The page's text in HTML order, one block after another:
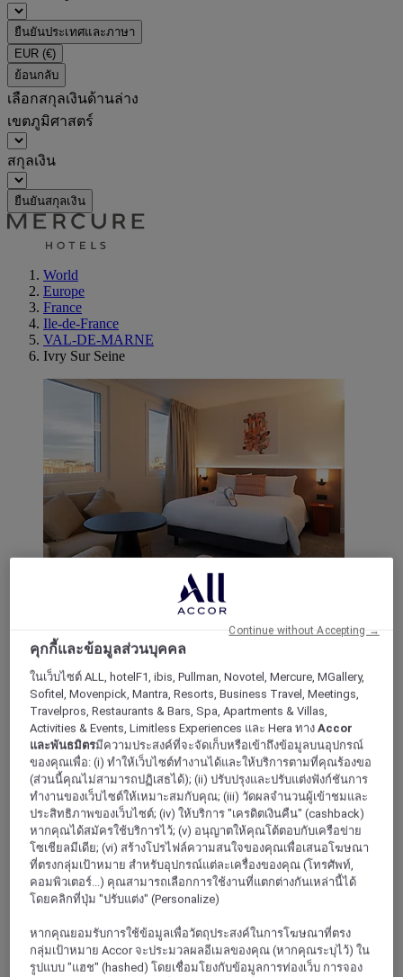
ยืนยันประเทศและภาษา
EUR (€)
ย้อนกลับ
เลือกสกุลเงินด้านล่าง
เขตภูมิศาสตร์
สกุลเงิน
ยืนยันสกุลเงิน
World
Europe
France
Ile-de-France
VAL-DE-MARNE
Ivry Sur Seine
IVRY SUR SEINE, ฝรั่งเศส
Mercure Paris Ivry Quai de Seine Hotel
5 minutes from Porte de Bercy, the Mercure Paris Ivry Quai
de Seine hotel offers rooms overlooking the river. Enjoyed by
business travelers, our hotel in Ivry-sur-Seine has 10 meeting
rooms and a business lounge to host your meetings. We offer
tasty French cuisine with fresh seasonal produce, as well as a
gourmet, healthy breakfast and a cozy bar.
4,2/5Rated 4,2 of 5
คุกกี้และข้อมูลส่วนบุคคล
ในเว็บไซต์ ALL, hotelF1, ibis, Pullman, Novotel, Mercure, MGallery,
Sofitel, Movenpick, Mantra, Resorts, Business Travel, Meetings,
Travelpros, Restaurants & Bars, Spa, Apartments & Villas,
Activities & Events, Limitless Experiences และ Hera ทางAccor
และพันธมิตรมีความประสงค์ที่จะจัดเก็บหรือเข้าถึงข้อมูลบนอุปกรณ์
ของคุณเพื่อ: (i) ทำให้เว็บไซต์ทำงานได้และให้บริการตามที่คุณร้องขอ
(ส่วนนี้คุณไม่สามารถปฏิเสธได้); (ii) ปรับปรุงและปรับแต่งฟังก์ชันการ
ทำงานของเว็บไซต์ให้เหมาะสมกับคุณ; (iii) วัดผลจำนวนผู้เข้าชมและ
ประสิทธิภาพของเว็บไซต์; (iv) ให้บริการ "เครดิตเงินคืน" (cashback)
หากคุณได้สมัครใช้บริการไว้; (v) อนุญาตให้คุณโต้ตอบกับเครือข่าย
โซเชียลมีเดีย; (vi) สร้างโปรไฟล์ความสนใจของคุณเพื่อเสนอโฆษณา
ที่ตรงกลุ่มเป้าหมาย สำหรับอุปกรณ์แต่ละเครื่องของคุณ (โทรศัพท์,
คอมพิวเตอร์...) คุณสามารถเลือกการใช้งานที่แตกต่างกันเหล่านี้ได้
โดยคลิกที่ปุ่ม "ปรับแต่ง" (Personalize)
หากคุณยอมรับการใช้ข้อมูลเพื่อวัตถุประสงค์ในการโฆษณาที่ตรง
กลุ่มเป้าหมาย Accor จะประมวลผลอีเมลของคุณ (หากคุณระบุไว้) ใน
รูปแบบ "แฮช" (hashed) โดยเชื่อมโยงกับข้อมูลการท่องเว็บ การจอง
Continue without Accepting →